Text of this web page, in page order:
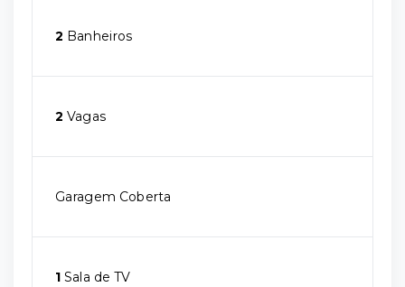
2 Banheiros
2 Vagas
Garagem Coberta
1 Sala de TV